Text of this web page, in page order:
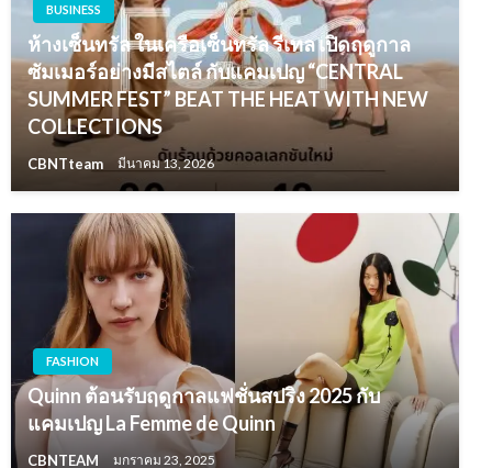
BUSINESS
ห้างเซ็นทรัล ในเครือเซ็นทรัล รีเทล เปิดฤดูกาล
ซัมเมอร์อย่างมีสไตล์ กับแคมเปญ “CENTRAL
SUMMER FEST” BEAT THE HEAT WITH NEW
COLLECTIONS
CBNTteam มีนาคม 13, 2026
FASHION
Quinn ต้อนรับฤดูกาลแฟชั่นสปริง 2025 กับ
แคมเปญ La Femme de Quinn
CBNTEAM มกราคม 23, 2025